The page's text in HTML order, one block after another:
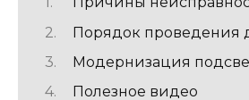
Порядок проведения
Модернизация
Полезное видео